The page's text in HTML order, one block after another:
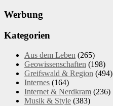
Werbung
Kategorien
Aus dem Leben (265)
Geowissenschaften (198)
Greifswald & Region (494)
Internes (164)
Internet & Nerdkram (236)
Musik & Style (383)